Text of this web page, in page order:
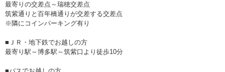
最寄りの交差点～瑞穂交差点
筑紫通りと百年橋通りが交差する交差点
※隣にコインパーキング有り
■ＪＲ・地下鉄でお越しの方
最寄り駅～博多駅～筑紫口より徒歩10分